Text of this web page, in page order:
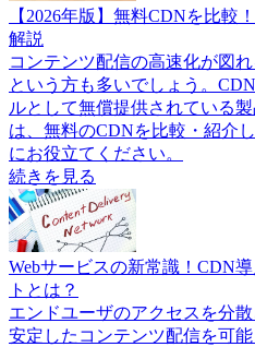
【2026年版】無料CDNを比較
解説
コンテンツ配信の高速化が図
という方も多いでしょう。
ルとして無償提供されている
は、無料のCDNを比較・紹介
にお役立てください。
続きを見る
Webサービスの新常識！CDN
トとは？
エンドユーザのアクセスを分
安定したコンテンツ配信を可